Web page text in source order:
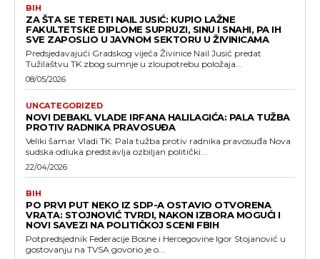
BIH
ZA ŠTA SE TERETI NAIL JUSIĆ: KUPIO LAŽNE
FAKULTETSKE DIPLOME SUPRUZI, SINU I SNAHI, PA IH
SVE ZAPOSLIO U JAVNOM SEKTORU U ŽIVINICAMA
Predsjedavajući Gradskog vijeća Živinice Nail Jusić predat
Tužilaštvu TK zbog sumnje u zloupotrebu položaja...
08/05/2026
UNCATEGORIZED
NOVI DEBAKL VLADE IRFANA HALILAGIĆA: PALA TUŽBA
PROTIV RADNIKA PRAVOSUĐA
Veliki šamar Vladi TK: Pala tužba protiv radnika pravosuđa Nova
sudska odluka predstavlja ozbiljan politički...
22/04/2026
BIH
PO PRVI PUT NEKO IZ SDP-A OSTAVIO OTVORENA
VRATA: STOJNOVIĆ TVRDI, NAKON IZBORA MOGUĆI I
NOVI SAVEZI NA POLITIČKOJ SCENI FBIH
Potpredsjednik Federacije Bosne i Hercegovine Igor Stojanović u
gostovanju na TVSA govorio je o...